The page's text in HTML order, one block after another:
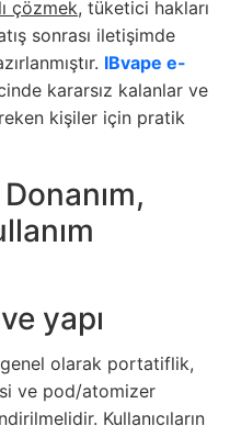
çözmek, tüketici hakları
sonrası iletişimde
IBvape e-
kararsız kalanlar ve
kişiler için pratik
yapı
genel olarak portatiflik,
ve pod/atomizer
Kullanıcıların